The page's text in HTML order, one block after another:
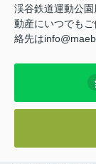
渓谷鉄道運動公
動産にいつでも
絡先は